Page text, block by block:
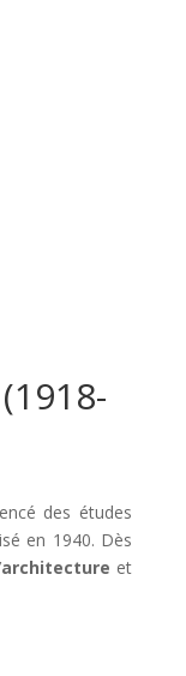
des études
en 1940. Dès
architecture et